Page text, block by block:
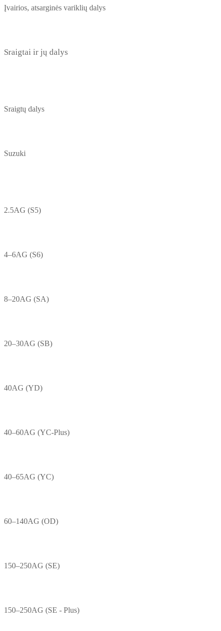
Įvairios, atsarginės variklių dalys
Sraigtai ir jų dalys
Sraigtų dalys
Suzuki
2.5AG (S5)
4–6AG (S6)
8–20AG (SA)
20–30AG (SB)
40AG (YD)
40–60AG (YC-Plus)
40–65AG (YC)
60–140AG (OD)
150–250AG (SE)
150–250AG (SE - Plus)